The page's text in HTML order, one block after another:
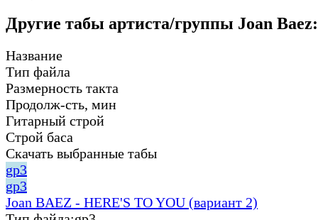
Другие табы артиста/группы Joan Baez:
Название
Тип файла
Размерность такта
Продолж-сть, мин
Гитарный строй
Строй баса
Скачать выбранные табы
gp3
gp3
Joan BAEZ - HERE'S TO YOU (вариант 2)